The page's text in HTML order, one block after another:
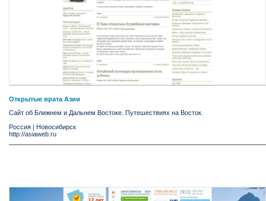
Открытые врата Азии
Сайт об Ближнем и Дальнем Востоке. Путешествиях на Восток.
Россия | Новосибирск
http://asiaweb.ru